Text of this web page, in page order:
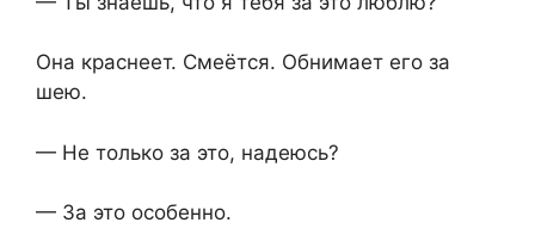
Она краснеет. Смеётся. Обнимает его за
шею.
— Не только за это, надеюсь?
— За это особенно.